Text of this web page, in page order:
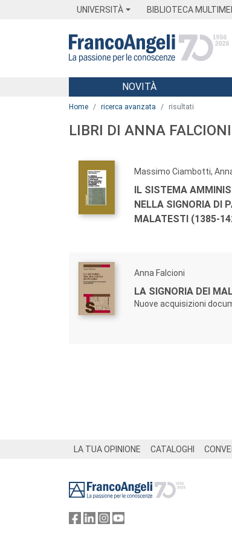
UNIVERSITÀ BIBLIOTECA
Menu
NOVITÀ
Home ricerca avanzata risultati
LIBRI DI ANNA FALCIONI
Massimo Ciambotti,
IL SISTEMA
NELLA SIGNORIA DI
MALATESTI (1385-
Anna Falcioni
LA SIGNORIA DEI
Nuove acquisizioni
LA TUA OPINIONE CATALOGHI